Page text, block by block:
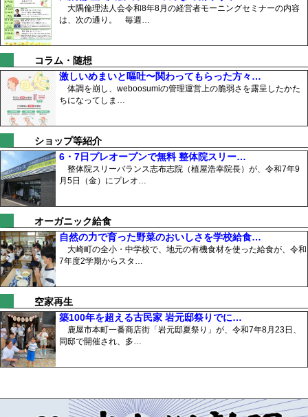
大隅倫理法人会令和8年8月の経営者モーニングセミナーの内容
は、次の通り。 毎週…
コラム・随想
激しいめまいと嘔吐〜関わってもらった方々…
体調を崩し、weboosumiの管理運営上の脆弱さを露呈したかた
ちになってしま…
ショップ等紹介
6・7日プレオープンで無料 整体院スリー…
整体院スリーバランス志布志院（植屋浩幸院長）が、令和7年9
月5日（金）にプレオ…
オーガニック給食
自然の力で育った野菜のおいしさを学校給食…
大崎町の全小・中学校で、地元の有機食材を使った給食が、令和
7年度2学期からスタ…
空家再生
築100年を超える古民家 岩元邸祭りでに…
鹿屋市本町一番商店街「岩元邸夏祭り」が、令和7年8月23日、
同邸で開催され、多…